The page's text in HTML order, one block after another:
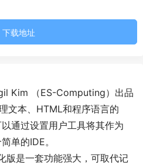
下载地址
Kim （ES-Computing）出品
文本、HTML和程序语言的
通过设置用户工具将其作为
单的IDE。
版是一套功能强大，可取代记